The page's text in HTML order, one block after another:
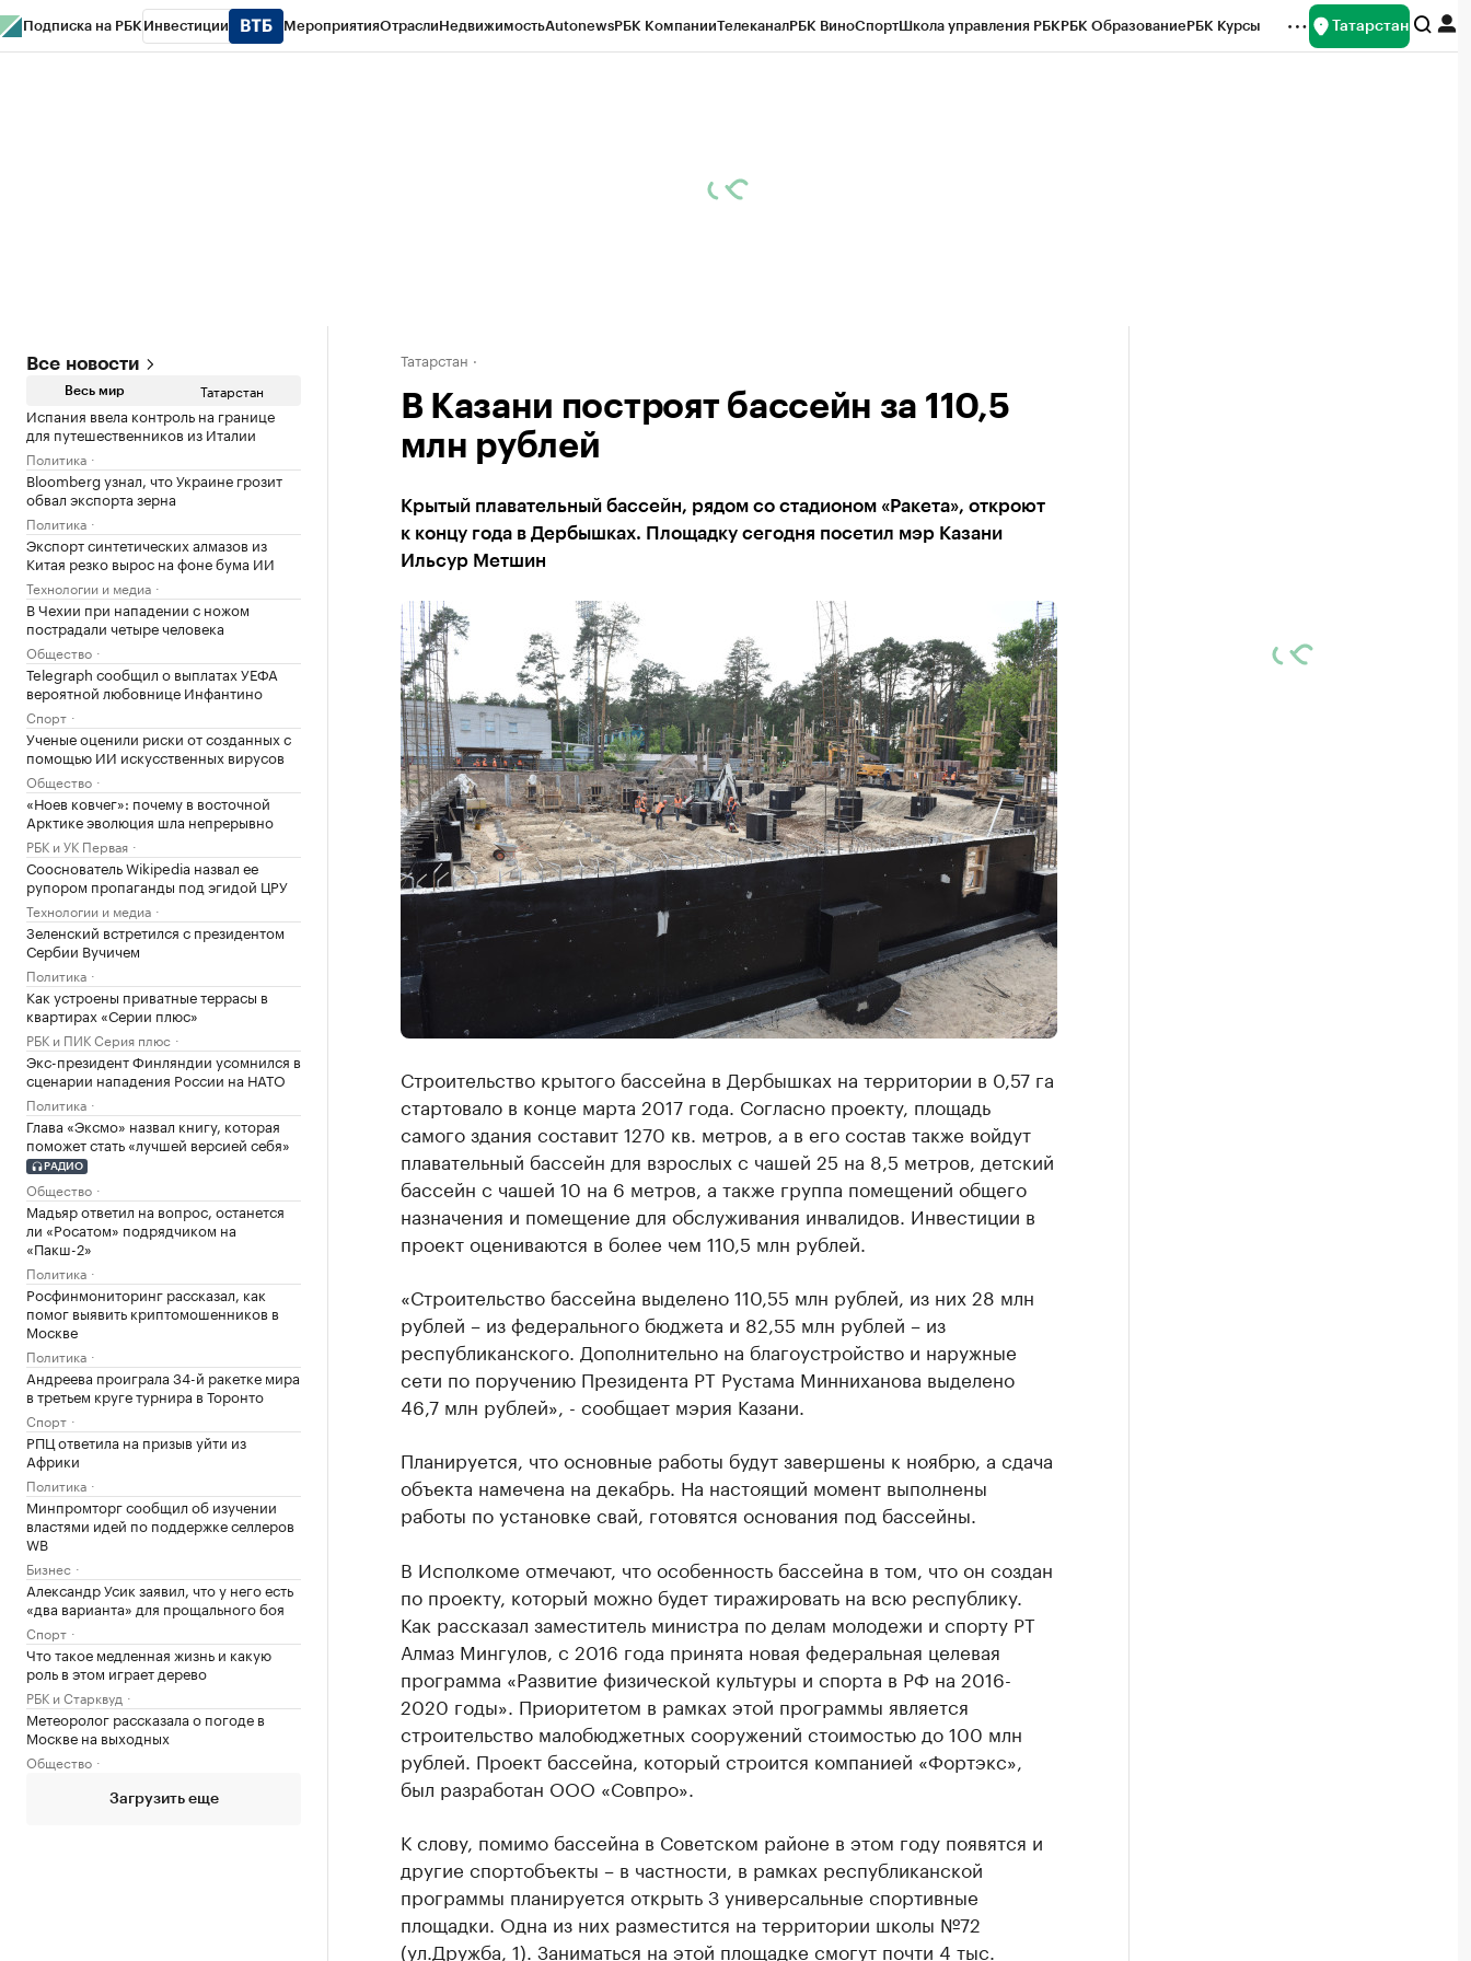
Подписка на РБК Инвестиции МероприятияОтраслиНедвижимостьAutonewsРБК КомпанииТелеканалРБК ВиноСпортШкола управления РБКРБК ОбразованиеРБК Курсы Татарстан
Все новости
Весь мир Татарстан
Испания ввела контроль на границе
для путешественников из Италии
Политика
Bloomberg узнал, что Украине грозит
обвал экспорта зерна
Политика
Экспорт синтетических алмазов из
Китая резко вырос на фоне бума ИИ
Технологии и медиа
В Чехии при нападении с ножом
пострадали четыре человека
Общество
Telegraph сообщил о выплатах УЕФА
вероятной любовнице Инфантино
Спорт
Ученые оценили риски от созданных с
помощью ИИ искусственных вирусов
Общество
«Ноев ковчег»: почему в восточной
Арктике эволюция шла непрерывно
РБК и УК Первая
Сооснователь Wikipedia назвал ее
рупором пропаганды под эгидой ЦРУ
Технологии и медиа
Зеленский встретился с президентом
Сербии Вучичем
Политика
Как устроены приватные террасы в
квартирах «Серии плюс»
РБК и ПИК Серия плюс
Экс-президент Финляндии усомнился в
сценарии нападения России на НАТО
Политика
Глава «Эксмо» назвал книгу, которая
поможет стать «лучшей версией себя»
РАДИО
Общество
Мадьяр ответил на вопрос, останется
ли «Росатом» подрядчиком на
«Пакш-2»
Политика
Росфинмониторинг рассказал, как
помог выявить криптомошенников в
Москве
Политика
Андреева проиграла 34-й ракетке мира
в третьем круге турнира в Торонто
Спорт
РПЦ ответила на призыв уйти из
Африки
Политика
Минпромторг сообщил об изучении
властями идей по поддержке селлеров
WB
Бизнес
Александр Усик заявил, что у него есть
«два варианта» для прощального боя
Спорт
Что такое медленная жизнь и какую
роль в этом играет дерево
РБК и Старквуд
Метеоролог рассказала о погоде в
Москве на выходных
Общество
Загрузить еще
Татарстан
В Казани построят бассейн за 110,5
млн рублей
Крытый плавательный бассейн, рядом со стадионом «Ракета», откроют
к концу года в Дербышках. Площадку сегодня посетил мэр Казани
Ильсур Метшин
Строительство крытого бассейна в Дербышках на территории в 0,57 га
стартовало в конце марта 2017 года. Согласно проекту, площадь
самого здания составит 1270 кв. метров, а в его состав также войдут
плавательный бассейн для взрослых с чашей 25 на 8,5 метров, детский
бассейн с чашей 10 на 6 метров, а также группа помещений общего
назначения и помещение для обслуживания инвалидов. Инвестиции в
проект оцениваются в более чем 110,5 млн рублей.
«Строительство бассейна выделено 110,55 млн рублей, из них 28 млн
рублей – из федерального бюджета и 82,55 млн рублей – из
республиканского. Дополнительно на благоустройство и наружные
сети по поручению Президента РТ Рустама Минниханова выделено
46,7 млн рублей», - сообщает мэрия Казани.
Планируется, что основные работы будут завершены к ноябрю, а сдача
объекта намечена на декабрь. На настоящий момент выполнены
работы по установке свай, готовятся основания под бассейны.
В Исполкоме отмечают, что особенность бассейна в том, что он создан
по проекту, который можно будет тиражировать на всю республику.
Как рассказал заместитель министра по делам молодежи и спорту РТ
Алмаз Мингулов, с 2016 года принята новая федеральная целевая
программа «Развитие физической культуры и спорта в РФ на 2016-
2020 годы». Приоритетом в рамках этой программы является
строительство малобюджетных сооружений стоимостью до 100 млн
рублей. Проект бассейна, который строится компанией «Фортэкс»,
был разработан ООО «Совпро».
К слову, помимо бассейна в Советском районе в этом году появятся и
другие спортобъекты – в частности, в рамках республиканской
программы планируется открыть 3 универсальные спортивные
площадки. Одна из них разместится на территории школы №72
(ул.Дружба, 1). Заниматься на этой площадке смогут почти 4 тыс.